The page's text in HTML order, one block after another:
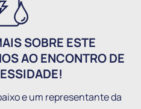
SOBRE ESTE
AO ENCONTRO DE
e um representante da